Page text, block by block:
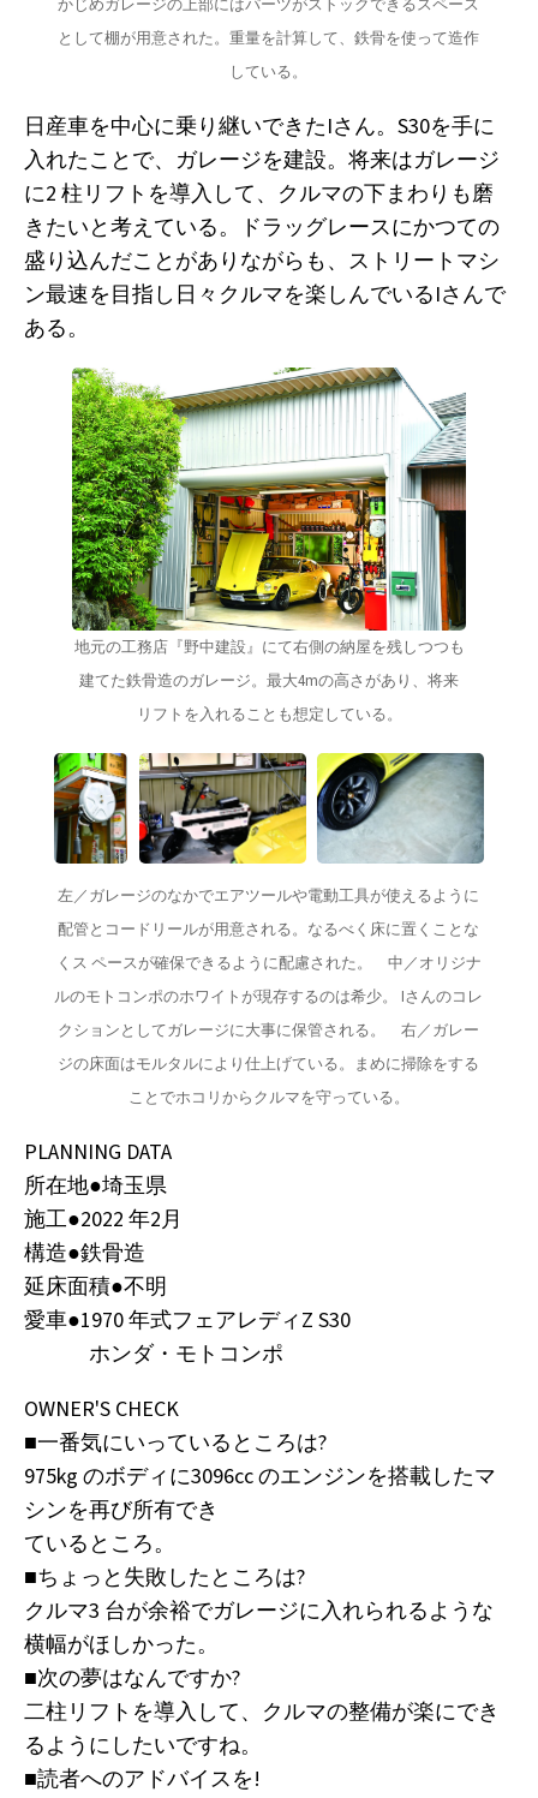
かじめガレージの上部にはパーツがストックできるスペース
として棚が用意された。重量を計算して、鉄骨を使って造作
している。
日産車を中心に乗り継いできたIさん。S30を手に
入れたことで、ガレージを建設。将来はガレージ
に2 柱リフトを導入して、クルマの下まわりも磨
きたいと考えている。ドラッグレースにかつての
盛り込んだことがありながらも、ストリートマシ
ン最速を目指し日々クルマを楽しんでいるIさんで
ある。
地元の工務店『野中建設』にて右側の納屋を残しつつも
建てた鉄骨造のガレージ。最大4mの高さがあり、将来
リフトを入れることも想定している。
左／ガレージのなかでエアツールや電動工具が使えるように
配管とコードリールが用意される。なるべく床に置くことな
くス ペースが確保できるように配慮された。　中／オリジナ
ルのモトコンポのホワイトが現存するのは希少。 Iさんのコレ
クションとしてガレージに大事に保管される。　右／ガレー
ジの床面はモルタルにより仕上げている。まめに掃除をする
ことでホコリからクルマを守っている。
PLANNING DATA
所在地●埼玉県
施工●2022 年2月
構造●鉄骨造
延床面積●不明
愛車●1970 年式フェアレディZ S30
ホンダ・モトコンポ
OWNER'S CHECK
■一番気にいっているところは?
975kg のボディに3096cc のエンジンを搭載したマ
シンを再び所有でき
ているところ。
■ちょっと失敗したところは?
クルマ3 台が余裕でガレージに入れられるような
横幅がほしかった。
■次の夢はなんですか?
二柱リフトを導入して、クルマの整備が楽にでき
るようにしたいですね。
■読者へのアドバイスを!